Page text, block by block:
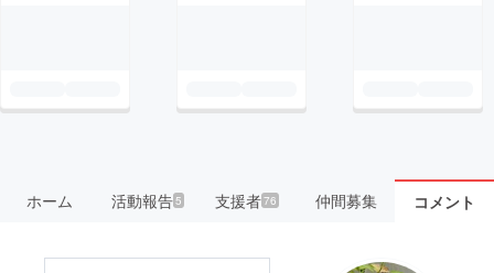
ホーム 活動報告5 支援者76 仲間募集 コメント